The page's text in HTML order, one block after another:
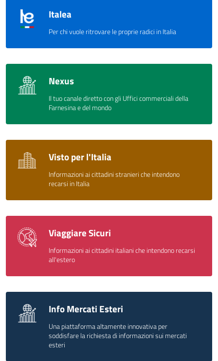
Italea
Per chi vuole ritrovare le proprie radici in Italia
Nexus
Il tuo canale diretto con gli Uffici commerciali della
Farnesina e del mondo
Visto per l'Italia
Informazioni ai cittadini stranieri che intendono
recarsi in Italia
Viaggiare Sicuri
Informazioni ai cittadini italiani che intendono recarsi
all'estero
Info Mercati Esteri
Una piattaforma altamente innovativa per
soddisfare la richiesta di informazioni sui mercati
esteri